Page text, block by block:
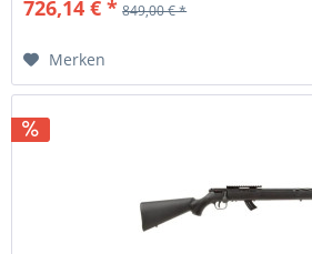
726,14 € * 849,00 € *
Merken